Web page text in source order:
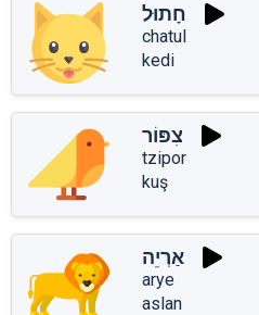
חָתוּל
chatul
kedi
צִפּוֹר
tzipor
kuş
אַרְיֵה
arye
aslan